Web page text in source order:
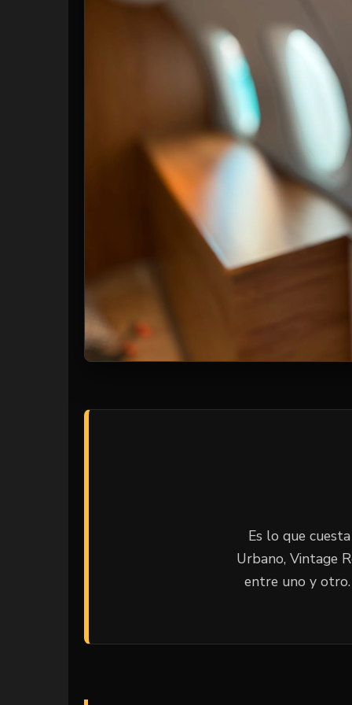
Es lo que
Urbano, Vintage
entre uno y otro.